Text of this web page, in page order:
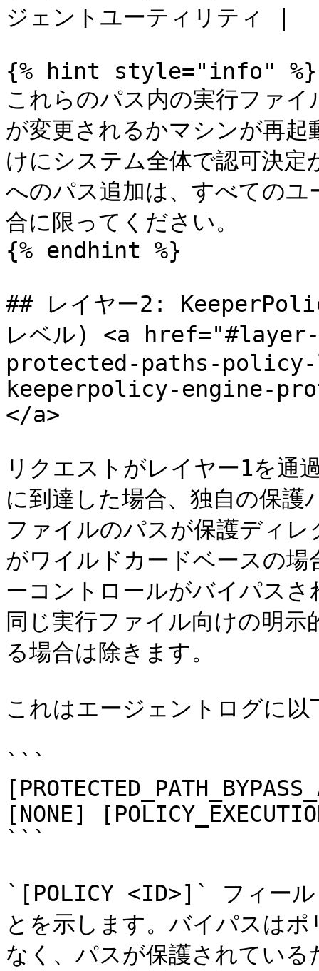
ジェントユーティリティ |
{% hint style="info" %}
これらのパス内の実行ファ
が変更されるかマシンが再
けにシステム全体で認可決
へのパス追加は、すべての
合に限ってください。
{% endhint %}
## レイヤー2:
レベル) <a
protected-paths-
keeperpolicy-engine-
</a>
リクエストがレイヤー1を
に到達した場合、独自の保
ファイルのパスが保護ディ
がワイルドカードベースの
ーコントロールがバイパス
同じ実行ファイル向けの明
る場合は除きます。
これはエージェントログに
```
[NONE]
```
`[POLICY <ID>]` フィール
とを示します。バイパスは
なく、パスが保護されてい